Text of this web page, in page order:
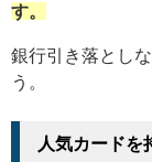
す。
銀行引き落とし
う。
人気カードを